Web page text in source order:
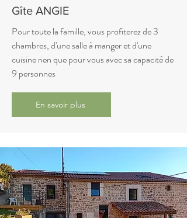
Gîte ANGIE
Pour toute la famille, vous profiterez de 3
chambres, d'une salle à manger et d'une
cuisine rien que pour vous avec sa capacité de
9 personnes
En savoir plus